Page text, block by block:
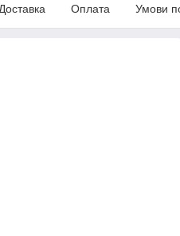
Доставка Оплата Умови